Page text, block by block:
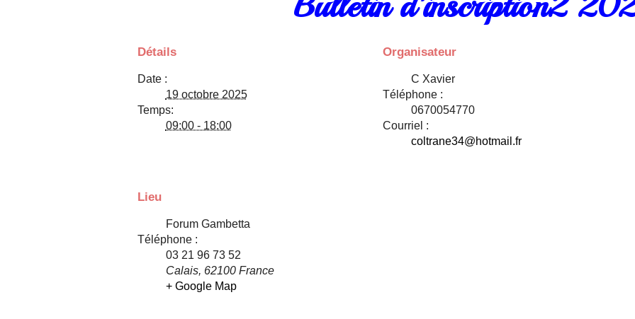
Détails
Date :
19 octobre 2025
Temps:
09:00 - 18:00
Organisateur
C Xavier
Téléphone :
0670054770
Courriel :
coltrane34@hotmail.fr
Lieu
Forum Gambetta
Téléphone :
03 21 96 73 52
Calais, 62100 France
+ Google Map